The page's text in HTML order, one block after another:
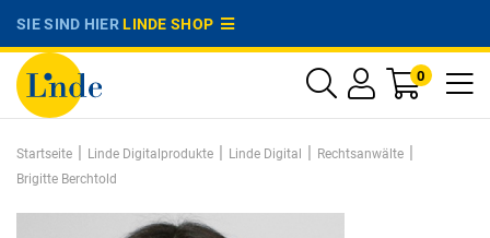
SIE SIND HIERLINDE SHOP
0
Startseite | Linde Digitalprodukte | Linde Digital | Rechtsanwälte |
Brigitte Berchtold